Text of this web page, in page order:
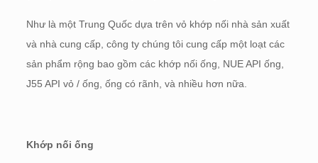
Như là một Trung Quốc dựa trên vỏ khớp nối nhà sản xuất
và nhà cung cấp, công ty chúng tôi cung cấp một loạt các
sản phẩm rộng bao gồm các khớp nối ống, NUE API ống,
J55 API vỏ / ống, ống có rãnh, và nhiều hơn nữa.
Khớp nối ống